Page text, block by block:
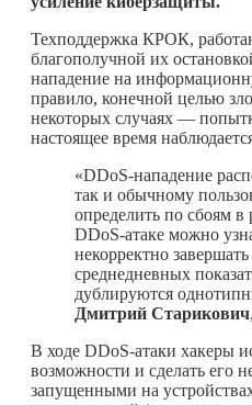
Техподдержка КРОК,
благополучной их
нападение на
правило, конечной целью
некоторых случаях —
настоящее время
«DDoS-нападение
так и обычному
определить по сбоям в
DDoS-атаке можно
некорректно
среднедневных
дублируются
Дмитрий Старикович
В ходе DDoS-атаки хакеры
возможности и сделать его
запущенными на